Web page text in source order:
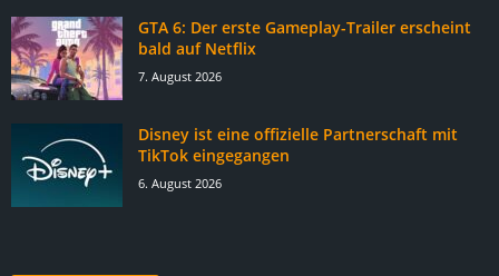
GTA 6: Der erste Gameplay-Trailer erscheint
bald auf Netflix
7. August 2026
Disney ist eine offizielle Partnerschaft mit
TikTok eingegangen
6. August 2026